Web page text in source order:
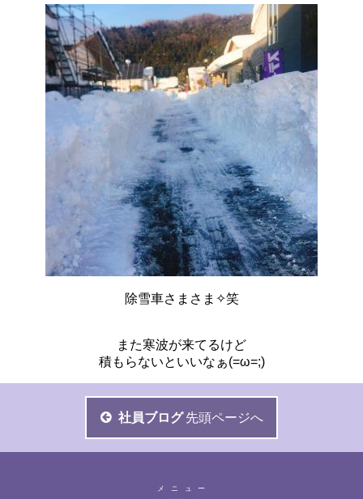
除雪車さまさま✧笑
また寒波が来てるけど
積もらないといいなぁ(=ω=;)
社員ブログ 先頭ページへ
メニュー